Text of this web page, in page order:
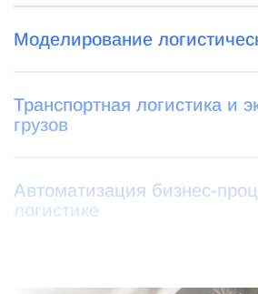
Моделирование
Транспортная логистика и
грузов
Автоматизация бизнес-
логистике